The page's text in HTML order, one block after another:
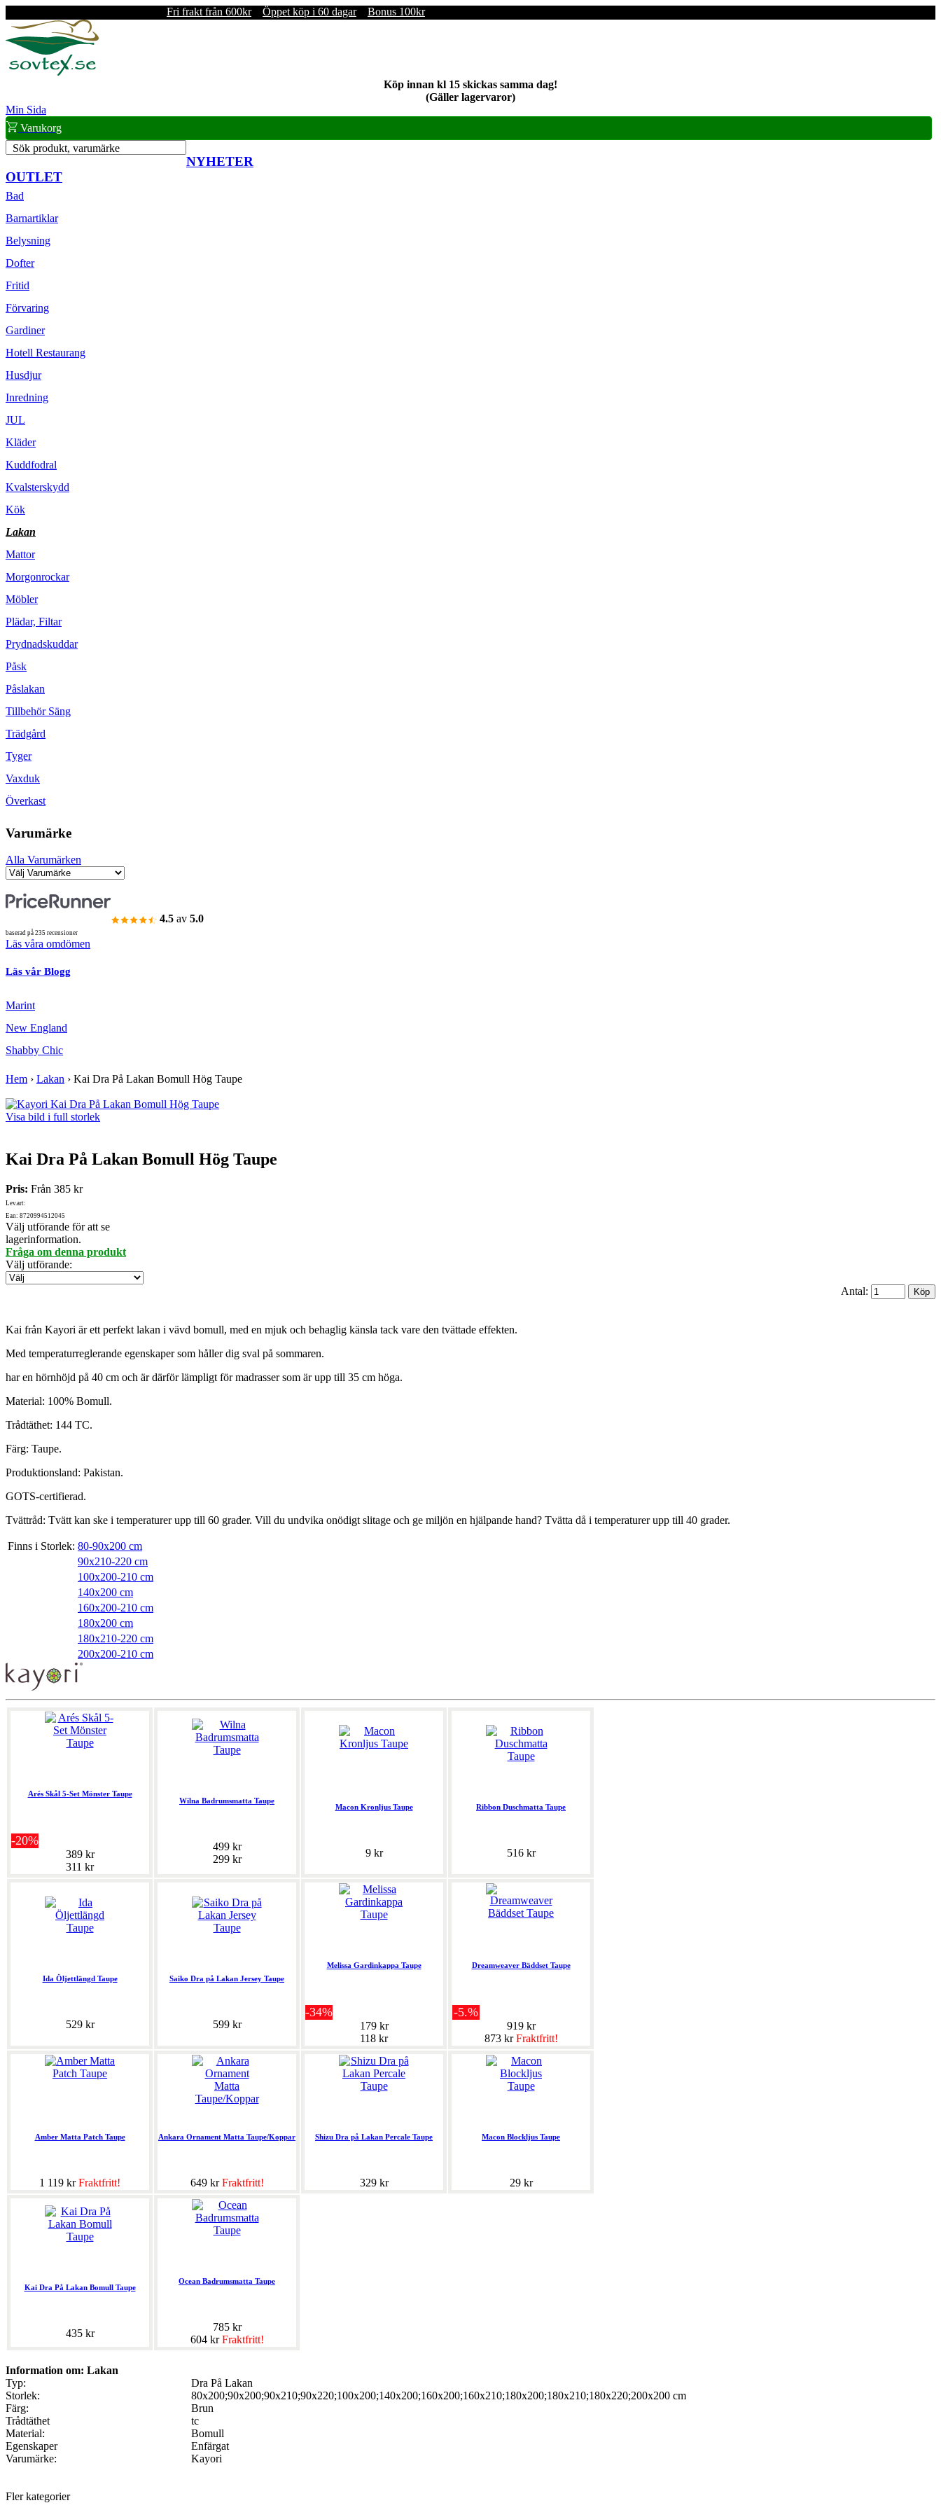
Fri frakt från 600kr Öppet köp i 60 dagar Bonus 100kr
Köp innan kl 15 skickas samma dag!
(Gäller lagervaror)
Min Sida
Varukorg
Sök produkt, varumärke
NYHETER
OUTLET
Bad
Barnartiklar
Belysning
Dofter
Fritid
Förvaring
Gardiner
Hotell Restaurang
Husdjur
Inredning
JUL
Kläder
Kuddfodral
Kvalsterskydd
Kök
Lakan
Mattor
Morgonrockar
Möbler
Plädar, Filtar
Prydnadskuddar
Påsk
Påslakan
Tillbehör Säng
Trädgård
Tyger
Vaxduk
Överkast
Varumärke
Alla Varumärken
4.5 av 5.0
baserad på 235 recensioner
Läs våra omdömen
Läs vår Blogg
Marint
New England
Shabby Chic
Hem › Lakan › Kai Dra På Lakan Bomull Hög Taupe
Visa bild i full storlek
Kai Dra På Lakan Bomull Hög Taupe
Pris: Från 385 kr
Lev.art:
Ean: 8720994512045
Välj utförande för att se
lagerinformation.
Fråga om denna produkt
Välj utförande:
Antal:
Kai från Kayori är ett perfekt lakan i vävd bomull, med en mjuk och behaglig känsla tack vare den tvättade effekten.
Med temperaturreglerande egenskaper som håller dig sval på sommaren.
har en hörnhöjd på 40 cm och är därför lämpligt för madrasser som är upp till 35 cm höga.
Material: 100% Bomull.
Trådtäthet: 144 TC.
Färg: Taupe.
Produktionsland: Pakistan.
GOTS-certifierad.
Tvättråd: Tvätt kan ske i temperaturer upp till 60 grader. Vill du undvika onödigt slitage och ge miljön en hjälpande hand? Tvätta då i temperaturer upp till 40 grader.
Finns i Storlek: 80-90x200 cm
90x210-220 cm
100x200-210 cm
140x200 cm
160x200-210 cm
180x200 cm
180x210-220 cm
200x200-210 cm
Arés Skål 5-Set Mönster Taupe
-20%
389 kr
311 kr
Wilna Badrumsmatta Taupe
499 kr
299 kr
Macon Kronljus Taupe
9 kr
Ribbon Duschmatta Taupe
516 kr
Ida Öljettlängd Taupe
529 kr
Saiko Dra på Lakan Jersey Taupe
599 kr
Melissa Gardinkappa Taupe
-34%
179 kr
118 kr
Dreamweaver Bäddset Taupe
-5.%
919 kr
873 krFraktfritt!
Amber Matta Patch Taupe
1 119 krFraktfritt!
Ankara Ornament Matta Taupe/Koppar
649 krFraktfritt!
Shizu Dra på Lakan Percale Taupe
329 kr
Macon Blockljus Taupe
29 kr
Kai Dra På Lakan Bomull Taupe
435 kr
Ocean Badrumsmatta Taupe
785 kr
604 krFraktfritt!
Information om: Lakan
Typ:
Dra På Lakan
Storlek:
80x200;90x200;90x210;90x220;100x200;140x200;160x200;160x210;180x200;180x210;180x220;200x200 cm
Färg:
Brun
Trådtäthet
tc
Material:
Bomull
Egenskaper
Enfärgat
Varumärke:
Kayori
Fler kategorier